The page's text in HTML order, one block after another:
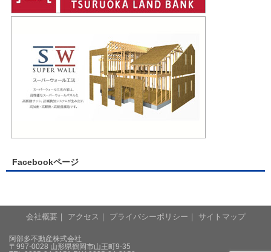
Facebookページ
会社概要｜ アクセス プライバシーポリシー サイトマップ
阿部多不動産株式会社
〒997-0028 山形県鶴岡市山王町9-35